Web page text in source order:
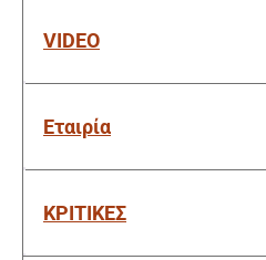
VIDEO
Εταιρία
ΚΡΙΤΙΚΕΣ